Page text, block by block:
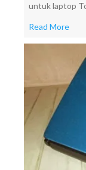
untuk laptop
Read More